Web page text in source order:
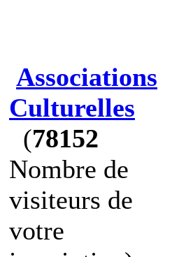
Associations
Culturelles
(78152
Nombre de
visiteurs de
votre